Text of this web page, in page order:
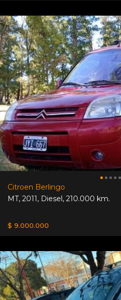
Citroen Berlingo
MT, 2011, Diesel, 210.000 km.
$ 9.000.000